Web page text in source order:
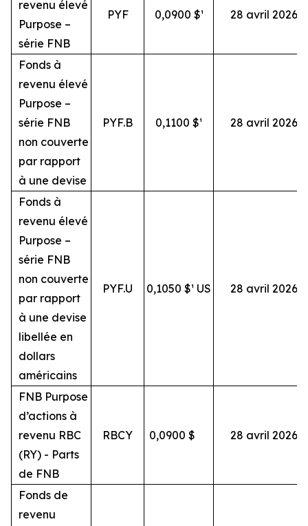
revenu élevé
Purpose –
série FNB
PYF 0,0900 $¹ 28 avril 2026
Fonds à
revenu élevé
Purpose –
série FNB
non couverte
par rapport
à une devise
PYF.B 0,1100 $¹ 28 avril 2026
Fonds à
revenu élevé
Purpose –
série FNB
non couverte
par rapport
à une devise
libellée en
dollars
américains
PYF.U 0,1050 $¹ US 28 avril 2026
FNB Purpose
d’actions à
revenu RBC
(RY) - Parts
de FNB
RBCY 0,0900 $ 28 avril 2026
Fonds de
revenu